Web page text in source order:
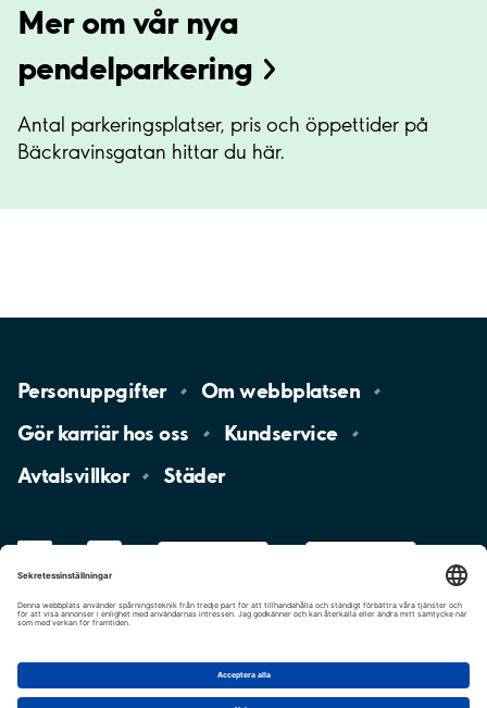
Mer om vår nya
pendelparkering
Antal parkeringsplatser, pris och öppettider på
Bäckravinsgatan hittar du här.
Personuppgifter Omwebbplatsen
Gör karriär hososs
Kundservice
Avtalsvillkor
Städer